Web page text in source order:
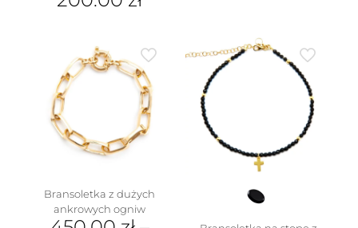
wiele
wariantów.
produktu
Bransoletka z dużych
ankrowych ogniw